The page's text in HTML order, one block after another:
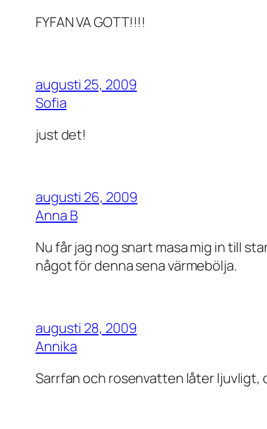
FYFAN VA GOTT!!!!
augusti 25, 2009
Sofia
just det!
augusti 26, 2009
Anna B
Nu får jag nog snart masa mig in till
något för denna sena värmebölja.
augusti 28, 2009
Annika
Sarrfan och rosenvatten låter